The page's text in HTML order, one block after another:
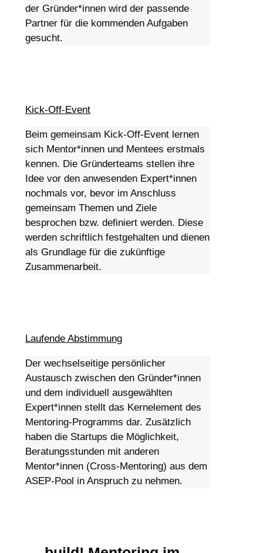
der Gründer*innen wird der passende
Partner für die kommenden Aufgaben
gesucht.
Kick-Off-Event
Beim gemeinsam Kick-Off-Event lernen
sich Mentor*innen und Mentees erstmals
kennen. Die Gründerteams stellen ihre
Idee vor den anwesenden Expert*innen
nochmals vor, bevor im Anschluss
gemeinsam Themen und Ziele
besprochen bzw. definiert werden. Diese
werden schriftlich festgehalten und dienen
als Grundlage für die zukünftige
Zusammenarbeit.
Laufende Abstimmung
Der wechselseitige persönlicher
Austausch zwischen den Gründer*innen
und dem individuell ausgewählten
Expert*innen stellt das Kernelement des
Mentoring-Programms dar. Zusätzlich
haben die Startups die Möglichkeit,
Beratungsstunden mit anderen
Mentor*innen (Cross-Mentoring) aus dem
ASEP-Pool in Anspruch zu nehmen.